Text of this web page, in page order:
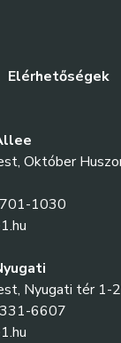
Elérhetőségek
Október
1030
Nyugati tér 1-
6607